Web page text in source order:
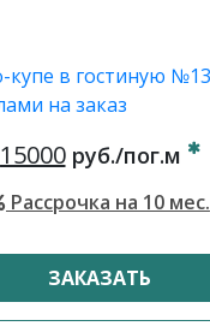
15000руб./пог.м
Рассрочка на 10 мес.
ЗАКАЗАТЬ